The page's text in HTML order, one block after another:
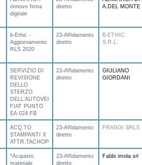
rinnovo firma
digitale
diretto
A.DEL MONTE
b-Ethic -
Aggiornamento
RLS 2020
23-Affidamento
diretto
B-ETHIC
S.R.L.
SERVIZIO DI
REVISIONE
DELLO
STERZO
DELL’AUTOVEICOLO
FIAT PUNTO
EA 024 FB
23-Affidamento
diretto
GIULIANO
GIORDANI
ACQ.TO
STAMPANTI X
ATTR.TACHOPOLICE
23-Affidamento
diretto
FRANGI SRLS
*Acquisto
materiale
23-Affidamento
diretto
Fabbi imola srl